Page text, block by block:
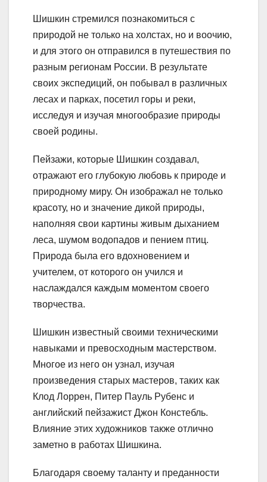
Шишкин стремился познакомиться с
природой не только на холстах, но и воочию,
и для этого он отправился в путешествия по
разным регионам России. В результате
своих экспедиций, он побывал в различных
лесах и парках, посетил горы и реки,
исследуя и изучая многообразие природы
своей родины.
Пейзажи, которые Шишкин создавал,
отражают его глубокую любовь к природе и
природному миру. Он изображал не только
красоту, но и значение дикой природы,
наполняя свои картины живым дыханием
леса, шумом водопадов и пением птиц.
Природа была его вдохновением и
учителем, от которого он учился и
наслаждался каждым моментом своего
творчества.
Шишкин известный своими техническими
навыками и превосходным мастерством.
Многое из него он узнал, изучая
произведения старых мастеров, таких как
Клод Лоррен, Питер Пауль Рубенс и
английский пейзажист Джон Констебль.
Влияние этих художников также отлично
заметно в работах Шишкина.
Благодаря своему таланту и преданности